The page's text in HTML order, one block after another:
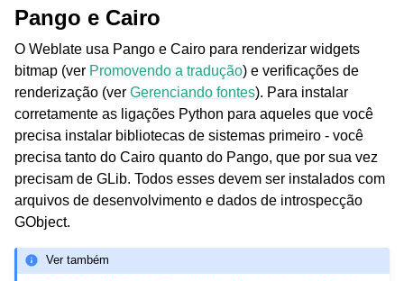
Pango e Cairo
O Weblate usa Pango e Cairo para renderizar widgets
bitmap (ver Promovendo a tradução) e verificações de
renderização (ver Gerenciando fontes). Para instalar
corretamente as ligações Python para aqueles que você
precisa instalar bibliotecas de sistemas primeiro - você
precisa tanto do Cairo quanto do Pango, que por sua vez
precisam de GLib. Todos esses devem ser instalados com
arquivos de desenvolvimento e dados de introspecção
GObject.
Ver também